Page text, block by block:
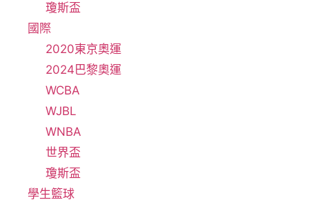
瓊斯盃
國際
2020東京奧運
2024巴黎奧運
WCBA
WJBL
WNBA
世界盃
瓊斯盃
學生籃球